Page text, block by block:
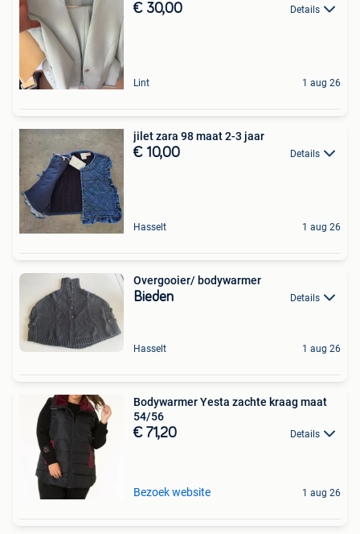
€ 30,00 Details
Lint 1 aug 26
jilet zara 98 maat 2-3 jaar
€ 10,00 Details
Hasselt 1 aug 26
Overgooier/ bodywarmer
Bieden Details
Hasselt 1 aug 26
Bodywarmer Yesta zachte kraag maat
54/56
€ 71,20 Details
Bezoek website 1 aug 26